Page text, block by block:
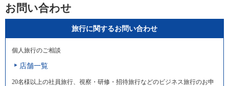
お問い合わせ
旅行に関するお問い合わせ
個人旅行のご相談
店舗一覧
20名様以上の社員旅行、視察・研修・招待旅行などのビジネス旅行のお申